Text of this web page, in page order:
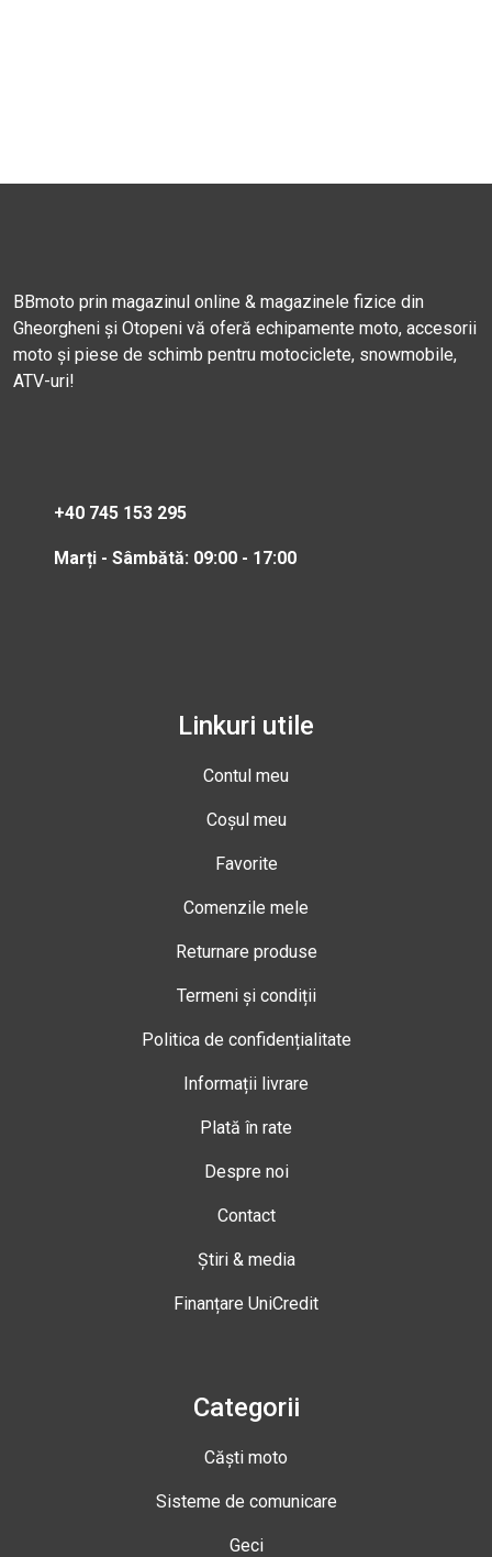
BBmoto prin magazinul online & magazinele fizice din
Gheorgheni și Otopeni vă oferă echipamente moto, accesorii
moto și piese de schimb pentru motociclete, snowmobile,
ATV-uri!
+40 745 153 295
Marți - Sâmbătă: 09:00 - 17:00
Linkuri utile
Contul meu
Coșul meu
Favorite
Comenzile mele
Returnare produse
Termeni și condiții
Politica de confidențialitate
Informații livrare
Plată în rate
Despre noi
Contact
Știri & media
Finanțare UniCredit
Categorii
Căști moto
Sisteme de comunicare
Geci